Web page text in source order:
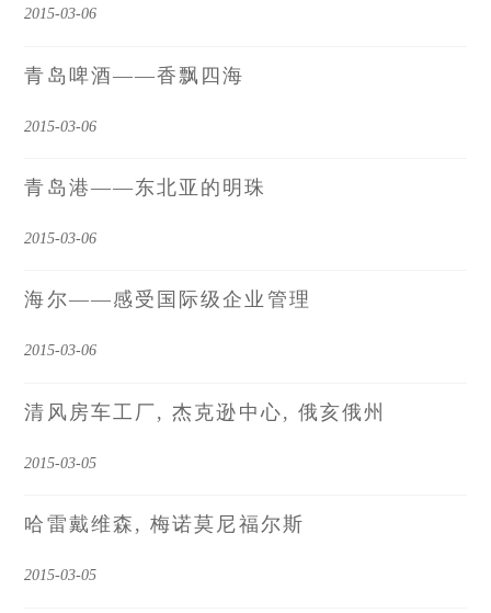
2015-03-06
青岛啤酒——香飘四海
2015-03-06
青岛港——东北亚的明珠
2015-03-06
海尔——感受国际级企业管理
2015-03-06
清风房车工厂, 杰克逊中心, 俄亥俄州
2015-03-05
哈雷戴维森, 梅诺莫尼福尔斯
2015-03-05